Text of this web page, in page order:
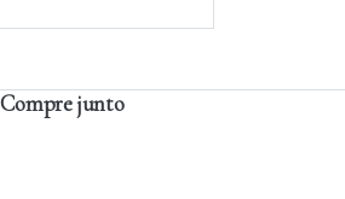
Compre junto